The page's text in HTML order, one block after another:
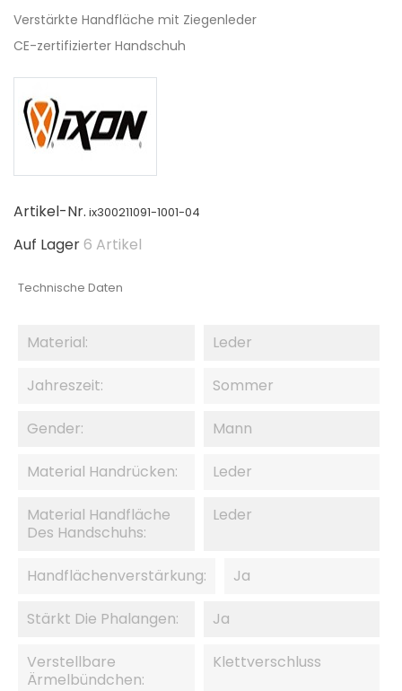
Verstärkte Handfläche mit Ziegenleder
CE-zertifizierter Handschuh
Artikel-Nr. ix300211091-1001-04
Auf Lager6 Artikel
Technische Daten
Material: Leder
Jahreszeit: Sommer
Gender: Mann
Material Handrücken: Leder
Material Handfläche
Des Handschuhs:
Leder
Handflächenverstärkung: Ja
Stärkt Die Phalangen: Ja
Verstellbare
Ärmelbündchen:
Klettverschluss